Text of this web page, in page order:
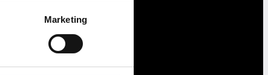
Marketing